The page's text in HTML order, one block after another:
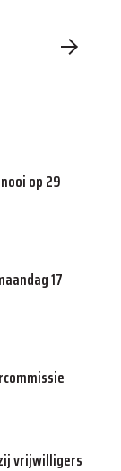
op 29
17
vrijwilligers